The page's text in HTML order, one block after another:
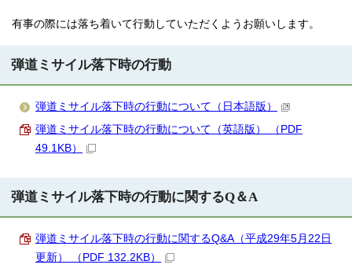
有事の際には落ち着いて行動していただくようお願いします。
弾道ミサイル落下時の行動
弾道ミサイル落下時の行動について（日本語版）
弾道ミサイル落下時の行動について（英語版） （PDF
49.1KB）
弾道ミサイル落下時の行動に関するQ＆A
弾道ミサイル落下時の行動に関するQ&A（平成29年5月22日
更新） （PDF 132.2KB）